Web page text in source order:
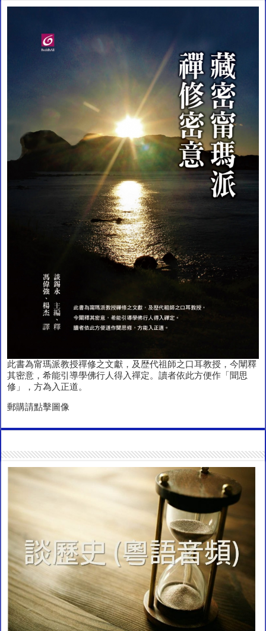
此書為甯瑪派教授禪修之文獻，及歴代祖師之口耳教授，今闡釋
其密意，希能引導學佛行人得入禪定。讀者依此方便作「聞思
修」，方為入正道。
郵購請點擊圖像